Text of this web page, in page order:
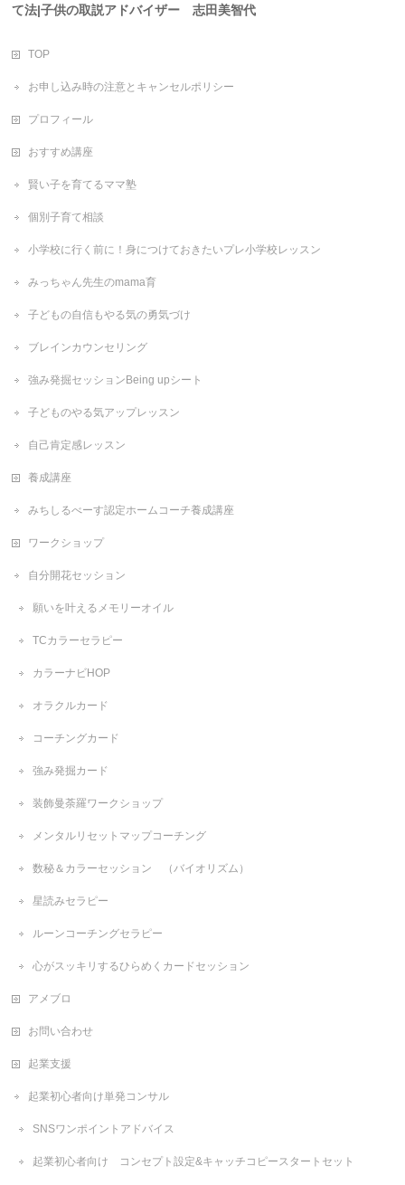
て法|子供の取説アドバイザー 志田美智代
TOP
お申し込み時の注意とキャンセルポリシー
プロフィール
おすすめ講座
賢い子を育てるママ塾
個別子育て相談
小学校に行く前に！身につけておきたいプレ小学校レッスン
みっちゃん先生のmama育
子どもの自信もやる気の勇気づけ
ブレインカウンセリング
強み発掘セッションBeing upシート
子どものやる気アップレッスン
自己肯定感レッスン
養成講座
みちしるべーす認定ホームコーチ養成講座
ワークショップ
自分開花セッション
願いを叶えるメモリーオイル
TCカラーセラピー
カラーナビHOP
オラクルカード
コーチングカード
強み発掘カード
装飾曼荼羅ワークショップ
メンタルリセットマップコーチング
数秘＆カラーセッション （バイオリズム）
星読みセラピー
ルーンコーチングセラピー
心がスッキリするひらめくカードセッション
アメブロ
お問い合わせ
起業支援
起業初心者向け単発コンサル
SNSワンポイントアドバイス
起業初心者向け コンセプト設定&キャッチコピースタートセット